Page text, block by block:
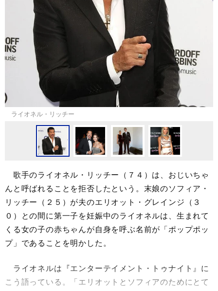
ライオネル・リッチー
歌手のライオネル・リッチー（７４）は、おじいちゃ
んと呼ばれることを拒否したという。末娘のソフィア・
リッチー（２５）が夫のエリオット・グレインジ（３
０）との間に第一子を妊娠中のライオネルは、生まれて
くる女の子の赤ちゃんが自身を呼ぶ名前が「ポップポッ
プ」であることを明かした。
ライオネルは『エンターテイメント・トゥナイト』に
こう語っている。「エリオットとソフィアのためにとて